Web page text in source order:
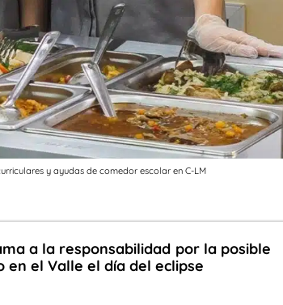
y ayudas de comedor escolar en C-LM
a la responsabilidad por la posible
en el Valle el día del eclipse